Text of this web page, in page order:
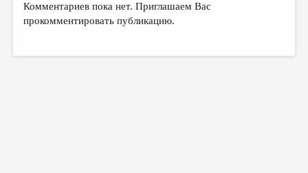
Комментариев пока нет. Приглашаем Вас
прокомментировать публикацию.